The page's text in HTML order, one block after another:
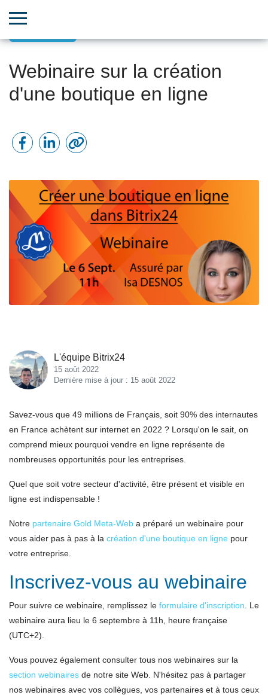
Webinaire sur la création
d'une boutique en ligne
L'équipe Bitrix24
15 août 2022
Dernière mise à jour : 15 août 2022
Savez-vous que 49 millions de Français, soit 90% des internautes
en France achètent sur internet en 2022 ? Lorsqu'on le sait, on
comprend mieux pourquoi vendre en ligne représente de
nombreuses opportunités pour les entreprises.
Quel que soit votre secteur d'activité, être présent et visible en
ligne est indispensable !
Notre partenaire Gold Meta-Web a préparé un webinaire pour
vous aider pas à pas à la création d'une boutique en ligne pour
votre entreprise.
Inscrivez-vous au webinaire
Pour suivre ce webinaire, remplissez le formulaire d'inscription . Le
webinaire aura lieu le 6 septembre à 11h, heure française
(UTC+2).
Vous pouvez également consulter tous nos webinaires sur la
section webinaires de notre site Web. N'hésitez pas à partager
nos webinaires avec vos collègues, vos partenaires et à tous ceux